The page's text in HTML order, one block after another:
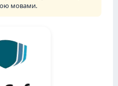
мовами.